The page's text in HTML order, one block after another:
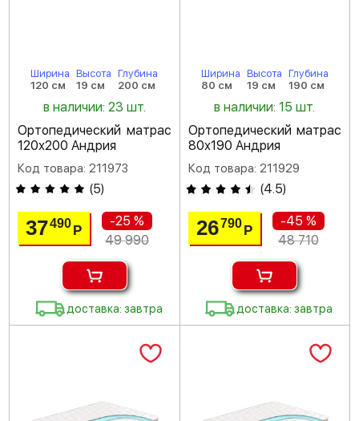
Ширина
120 см
Высота
19 см
Глубина
200 см
в наличии: 23 шт.
Ортопедический матрас
120х200 Андрия
Код товара: 211973
(5)
37490Р
-25 %
49 990
доставка: завтра
Ширина
80 см
Высота
19 см
Глубина
190 см
в наличии: 15 шт.
Ортопедический матрас
80х190 Андрия
Код товара: 211929
(4.5)
26790 Р
-45 %
48 710
доставка: завтра